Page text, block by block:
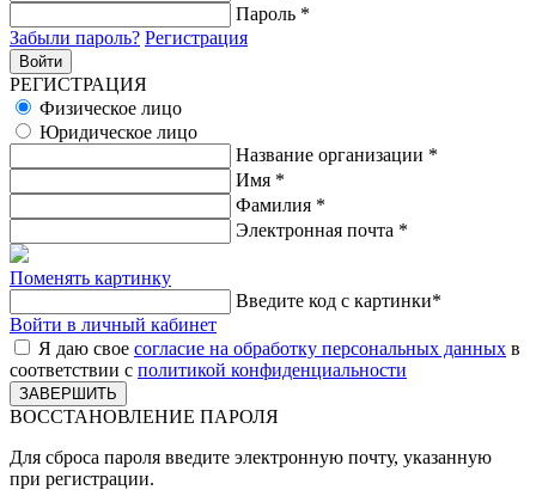
Пароль *
Забыли пароль? Регистрация
РЕГИСТРАЦИЯ
Физическое лицо
Юридическое лицо
Название организации *
Имя *
Фамилия *
Электронная почта *
Поменять картинку
Введите код с картинки*
Войти в личный кабинет
Я даю свое согласие на обработку персональных данных в
соответствии с политикой конфиденциальности
ВОССТАНОВЛЕНИЕ ПАРОЛЯ
Для сброса пароля введите электронную почту, указанную
при регистрации.